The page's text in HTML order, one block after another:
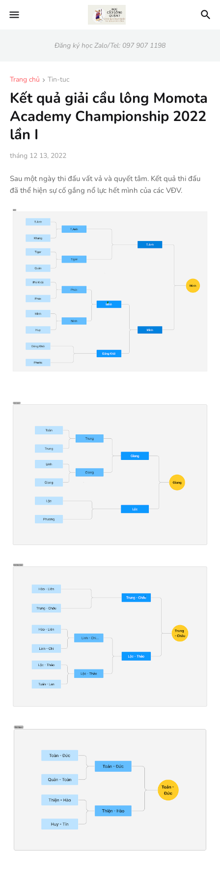
Đăng ký học Zalo/Tel: 097 907 1198
Trang chủ Tin-tuc
Kết quả giải cầu lông Momota
Academy Championship 2022
lần I
tháng 12 13, 2022
Sau một ngày thi đấu vất vả và quyết tâm. Kết quả thi đấu
đã thể hiện sự cố gắng nổ lực hết mình của các VĐV.